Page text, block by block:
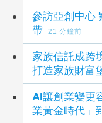
參訪亞創中心 劉建國：雲嘉共創無人機產業廊
帶
21 分鐘前
家族信託成跨
打造家族財富
AI讓創業變更
業黃金時代」